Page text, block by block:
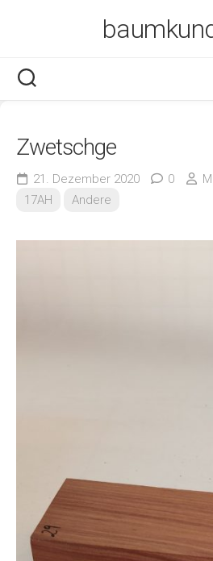
Zwetschge
21. Dezember 2020 0
17AH
Andere